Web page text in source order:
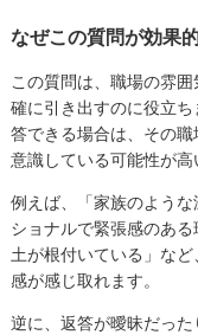
なぜこの質問が効果
この質問は、職場の雰
確に引き出すのに役立
答できる場合は、その
意識している可能性が高
例えば、「家族のよう
ショナルで緊張感のあ
土が根付いている」な
感が感じ取れます。
逆に、返答が曖昧だっ